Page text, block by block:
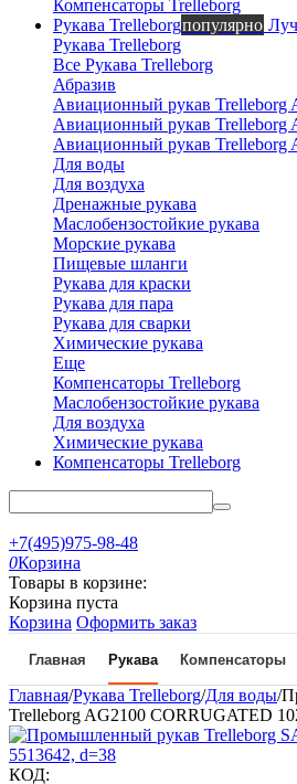
Компенсаторы Trelleborg
Рукава Trelleborgпопулярно
Рукава Trelleborg
Все Рукава Trelleborg
Абразив
Авиационный рукав Trelleborg
Авиационный рукав Trelleborg
Авиационный рукав Trelleborg
Для воды
Для воздуха
Дренажные рукава
Маслобензостойкие рукава
Морские рукава
Пищевые шланги
Рукава для краски
Рукава для пара
Рукава для сварки
Химические рукава
Еще
Компенсаторы Trelleborg
Маслобензостойкие рукава
Для воздуха
Химические рукава
Компенсаторы Trelleborg
+7(495)975-98-48
0Корзина
Товары в корзине:
Корзина пуста
Корзина Оформить заказ
Главная Рукава Компенсаторы
Главная/Рукава Trelleborg/Для воды/
Trelleborg AG2100 CORRUGATED
КОД: